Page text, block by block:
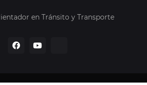
en Tránsito y Transporte